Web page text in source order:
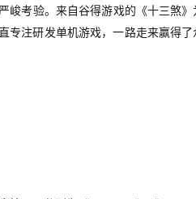
峻考验。来自谷得游戏的《十三煞》
专注研发单机游戏，一路走来赢得了